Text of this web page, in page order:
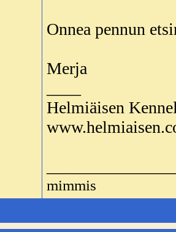
Onnea pennun
Merja
Helmiäisen
mimmis